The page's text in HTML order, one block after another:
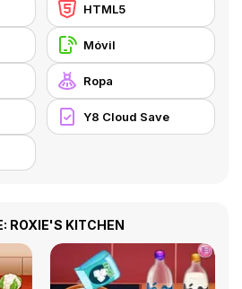
HTML5
Móvil
Ropa
Y8 Cloud Save
ROXIE'S KITCHEN